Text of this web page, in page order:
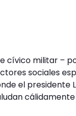
cívico militar –
sociales
el presidente